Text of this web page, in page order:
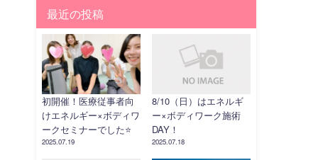
最近の投稿
初開催！医療従事者向
けエネルギー×ボディワ
ークセミナーでした⭐️
2025.07.19
8/10（日）はエネルギ
ー×ボディワーク施術
DAY！
2025.07.18